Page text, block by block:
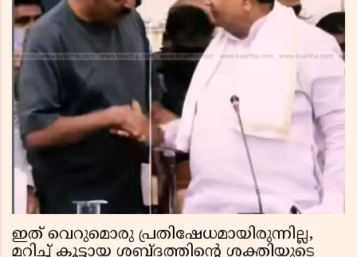
ഇത് വെറുമൊരു പ്രതിഷേധമായിരുന്നില്ല,
മറിച്ച് കൂട്ടായ ശബ്ദത്തിന്റെ ശക്തിയുടെ